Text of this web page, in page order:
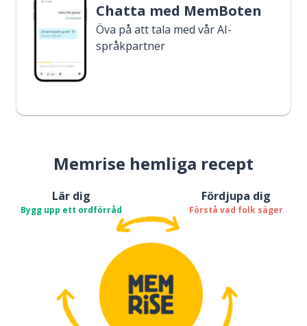
Chatta med MemBoten
Öva på att tala med vår AI-
språkpartner
Memrise hemliga recept
Lär dig
Bygg upp ett ordförråd
Fördjupa dig
Förstå vad folk säger